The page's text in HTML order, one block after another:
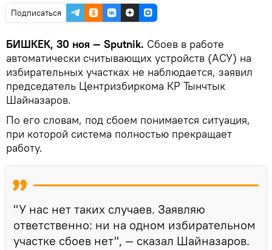
Подписаться
БИШКЕК, 30 ноя — Sputnik. Сбоев в работе
автоматически считывающих устройств (АСУ) на
избирательных участках не наблюдается, заявил
председатель Центризбиркома КР Тынчтык
Шайназаров.
По его словам, под сбоем понимается ситуация,
при которой система полностью прекращает
работу.
"У нас нет таких случаев. Заявляю
ответственно: ни на одном избирательном
участке сбоев нет", — сказал Шайназаров.